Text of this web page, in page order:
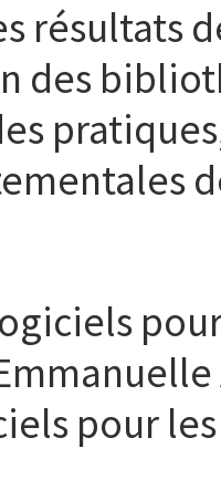
résultats
des
pour